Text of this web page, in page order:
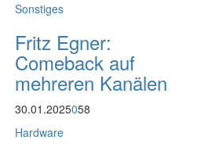
Sonstiges
Fritz Egner:
Comeback auf
mehreren Kanälen
30.01.2025058
Hardware